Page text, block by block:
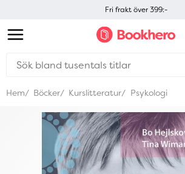
Fri frakt över 399:-
Hem Böcker Kurslitteratur Psykologi